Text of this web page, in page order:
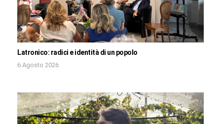
Latronico: radici e identità di un popolo
6 Agosto 2026